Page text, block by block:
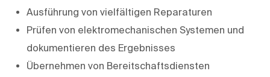
Ausführung von vielfältigen Reparaturen
Prüfen von elektromechanischen Systemen und
dokumentieren des Ergebnisses
Übernehmen von Bereitschaftsdiensten